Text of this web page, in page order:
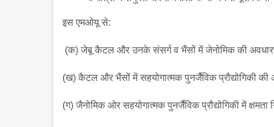
इस एमओयू से:
(क) जेबू कैटल और उनके संसर्ग व भैंसों में जेनोमिक की
(ख) कैटल और भैंसों में सहयोगात्‍मक पुनर्जैविक प्रौद्योगिकी की
(ग) जैनोमिक ओर सहयोगात्‍मक पुनर्जैविक प्रौद्योगिकी में क्षमता